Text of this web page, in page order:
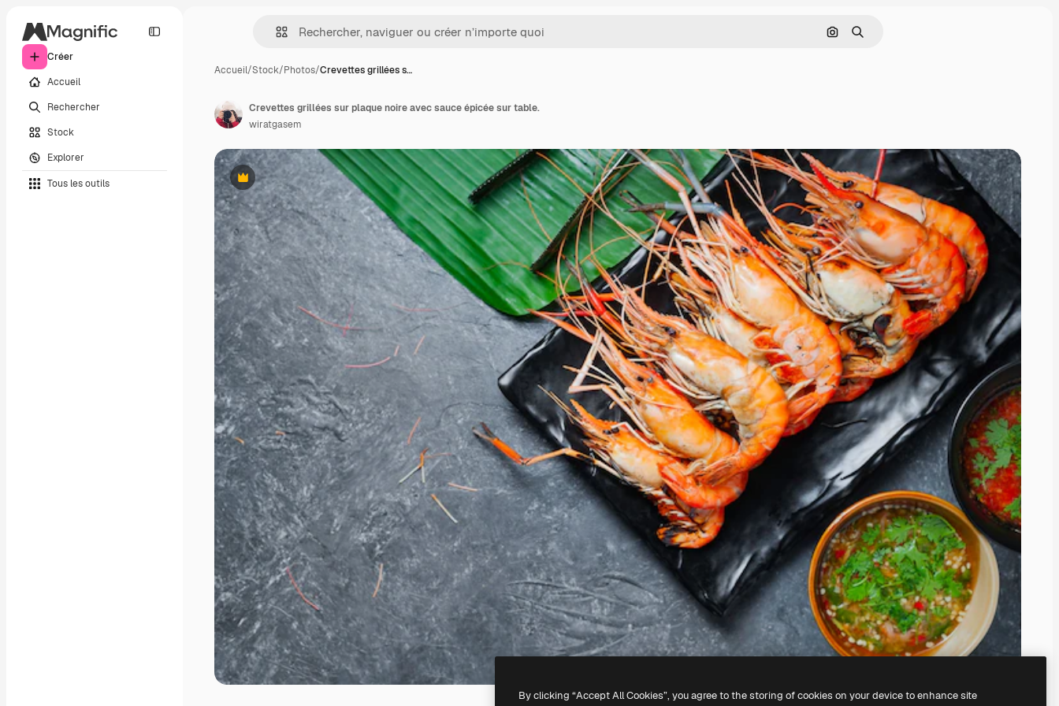
Créer
Accueil
Rechercher
Stock
Explorer
Tous les outils
Rechercher par image
Rechercher
Accueil/Stock/Photos/Crevettes grillées s…
Premium
Crevettes grillées sur plaque noire avec sauce épicée sur table.
wiratgasem
By clicking “Accept All Cookies”, you agree to the storing of cookies on your device to enhance site